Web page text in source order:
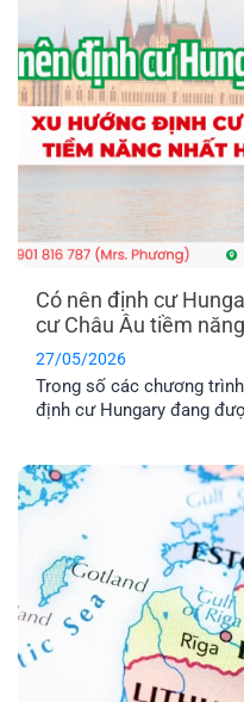
Có nên định cư
cư Châu Âu tiềm
27/05/2026
Trong số các chương
định cư Hungary đang
hiểu qua bài viết dưới đây